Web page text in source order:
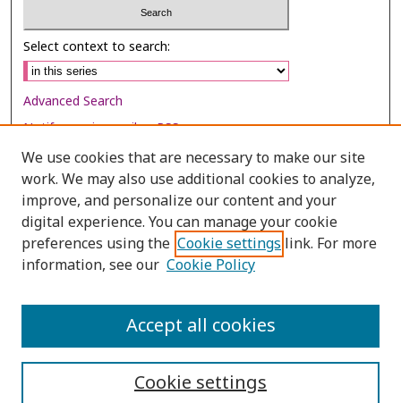
Select context to search:
Advanced Search
Notify me via email orRSS
Browse
Collections
Disciplines
Authors
We use cookies that are necessary to make our site
work. We may also use additional cookies to analyze,
improve, and personalize our content and your
digital experience. You can manage your cookie
preferences using the Cookie settings link. For more
information, see our Cookie Policy
Cookie settings
Accept all cookies